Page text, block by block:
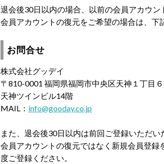
退会後30日以内の場合、以前の会員アカウン
会員アカウントの復元をご希望の場合は、下
お問合せ
株式会社グッデイ
〒810-0001 福岡県福岡市中央区天神１丁目
天神ツインビル14階
MAIL： info@gooday.co.jp
また、退会後30日以内は前回ご登録いただ
会員アカウントの復元ではなく新規会員登
度ご登録ください。